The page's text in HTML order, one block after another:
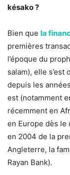
késako ?
Bien que la
premières
l’époque du
salam), elle
depuis les
est (notamment
récemment en
en Europe dès le
en 2004 de la
Angleterre, la
Rayan Bank).